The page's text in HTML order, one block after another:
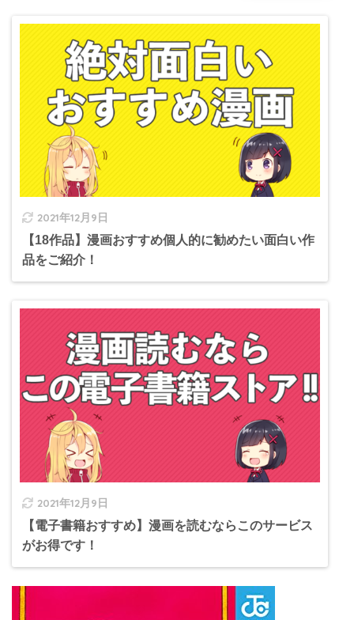
2021年12月9日
【18作品】漫画おすすめ個人的に勧めたい面白い作
品をご紹介！
2021年12月9日
【電子書籍おすすめ】漫画を読むならこのサービス
がお得です！